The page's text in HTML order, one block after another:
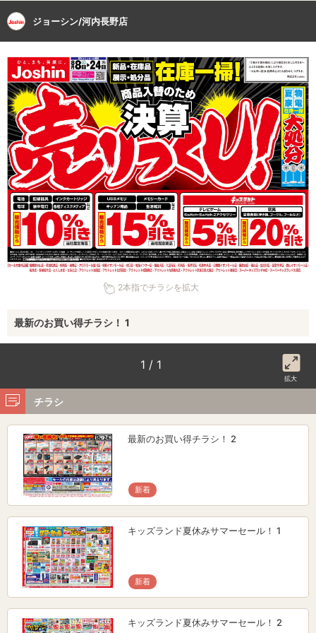
ジョーシン/河内長野店
2本指でチラシを拡大
最新のお買い得チラシ！ 1
1 / 1
拡大
チラシ
最新のお買い得チラシ！ 2
新着
キッズランド夏休みサマーセール！ 1
新着
キッズランド夏休みサマーセール！ 2